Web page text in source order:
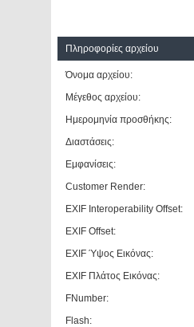
Πληροφορίες αρχείου
Όνομα αρχείου:
Μέγεθος αρχείου:
Ημερομηνία προσθήκης:
Διαστάσεις:
Εμφανίσεις:
Customer Render:
EXIF Interoperability Offset:
EXIF Offset:
EXIF Ύψος Εικόνας:
EXIF Πλάτος Εικόνας:
FNumber:
Flash: